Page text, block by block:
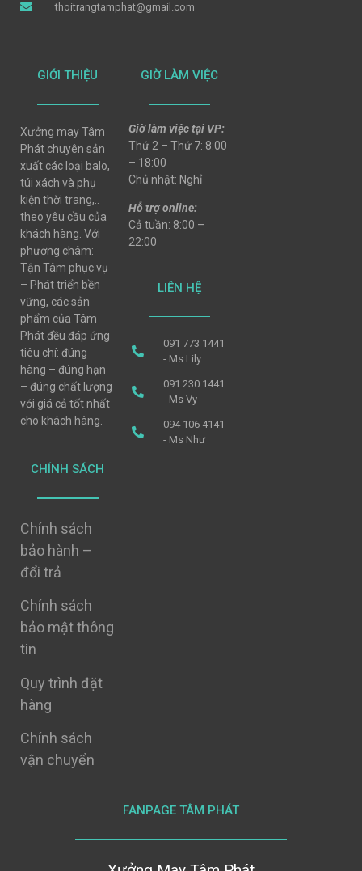
thoitrangtamphat@gmail.com
GIỚI THIỆU
Xưởng may Tâm
Phát chuyên sản
xuất các loại balo,
túi xách và phụ
kiện thời trang,..
theo yêu cầu của
khách hàng. Với
phương châm:
Tận Tâm phục vụ
– Phát triển bền
vững, các sản
phẩm của Tâm
Phát đều đáp ứng
tiêu chí: đúng
hàng – đúng hạn
– đúng chất lượng
với giá cả tốt nhất
cho khách hàng.
CHÍNH SÁCH
Chính sách
bảo hành –
đổi trả
Chính sách
bảo mật thông
tin
Quy trình đặt
hàng
Chính sách
vận chuyển
GIỜ LÀM VIỆC
Giờ làm việc tại VP:
Thứ 2 – Thứ 7: 8:00
– 18:00
Chủ nhật: Nghỉ
Hỗ trợ online:
Cả tuần: 8:00 –
22:00
LIÊN HỆ
091 773 1441
- Ms Lily
091 230 1441
- Ms Vy
094 106 4141
- Ms Như
FANPAGE TÂM PHÁT